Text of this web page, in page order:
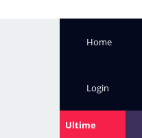
Home
Login
Ultime